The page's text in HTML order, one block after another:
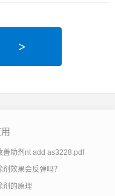
>
善助剂nt add as3228.pdf
剂效果会反弹吗？
剂的原理